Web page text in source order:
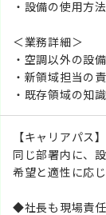
・設備の使用方
＜業務詳細＞
・空調以外の設
・新領域担当の
・既存領域の知
【キャリアパス】
同じ部署内に、
希望と適性に応
◆社長も現場責